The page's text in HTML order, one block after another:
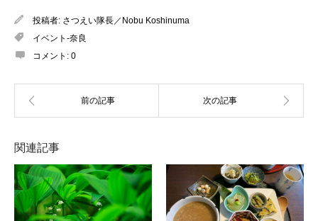
投稿者: さつえい隊長／Nobu Koshinuma
イベント-奈良
コメント: 0
関連記事